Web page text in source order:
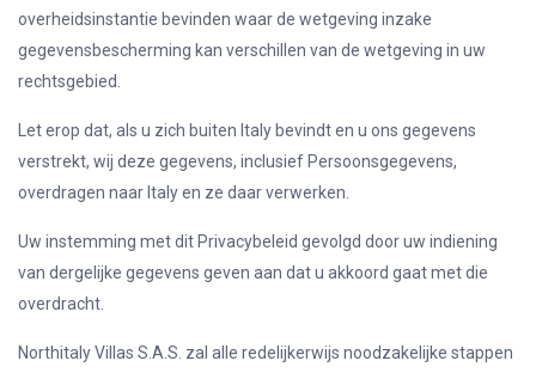
overheidsinstantie bevinden waar de wetgeving inzake
gegevensbescherming kan verschillen van de wetgeving in uw
rechtsgebied.
Let erop dat, als u zich buiten Italy bevindt en u ons gegevens
verstrekt, wij deze gegevens, inclusief Persoonsgegevens,
overdragen naar Italy en ze daar verwerken.
Uw instemming met dit Privacybeleid gevolgd door uw indiening
van dergelijke gegevens geven aan dat u akkoord gaat met die
overdracht.
Northitaly Villas S.A.S. zal alle redelijkerwijs noodzakelijke stappen